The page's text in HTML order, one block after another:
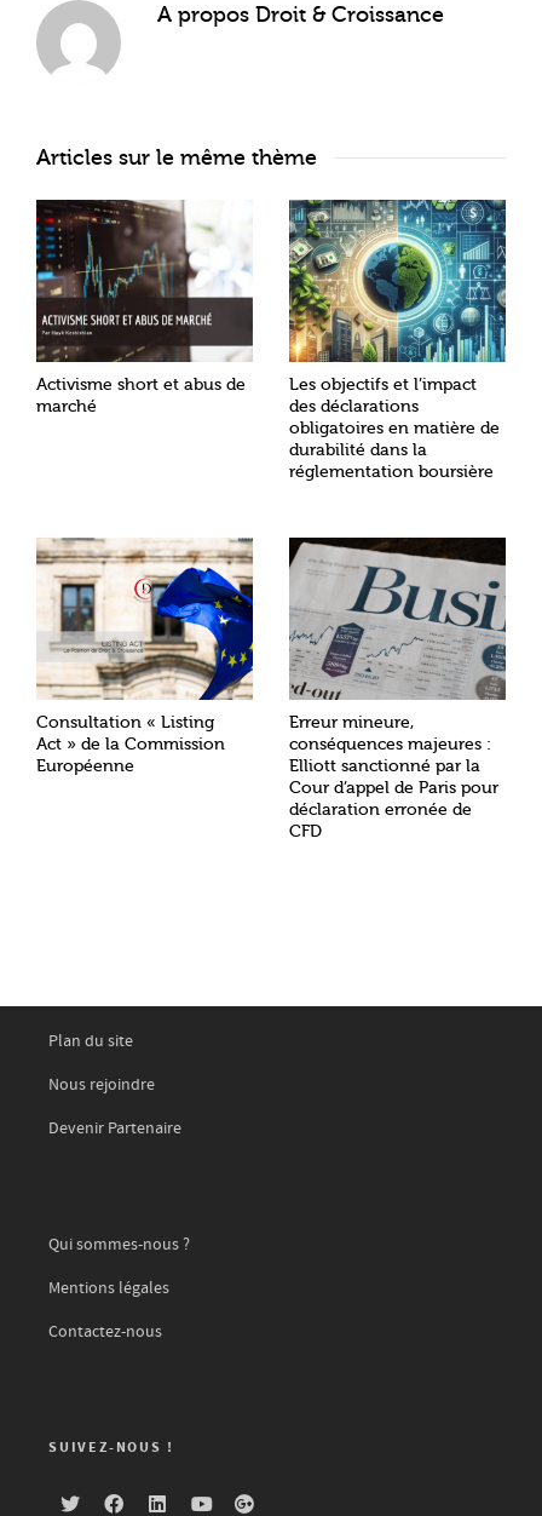
A propos Droit & Croissance
Articles sur le même thème
Activisme short et abus de
marché
Les objectifs et l’impact
des déclarations
obligatoires en matière de
durabilité dans la
réglementation boursière
Consultation « Listing
Act » de la Commission
Européenne
Erreur mineure,
conséquences majeures :
Elliott sanctionné par la
Cour d’appel de Paris pour
déclaration erronée de
CFD
Plan du site
Nous rejoindre
Devenir Partenaire
Qui sommes-nous ?
Mentions légales
Contactez-nous
SUIVEZ-NOUS !